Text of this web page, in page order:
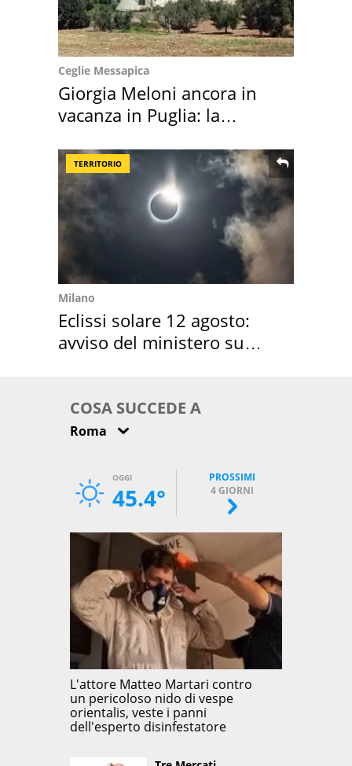
Ceglie Messapica
Giorgia Meloni ancora in
vacanza in Puglia: la
TERRITORIO
Milano
Eclissi solare 12 agosto:
avviso del ministero su